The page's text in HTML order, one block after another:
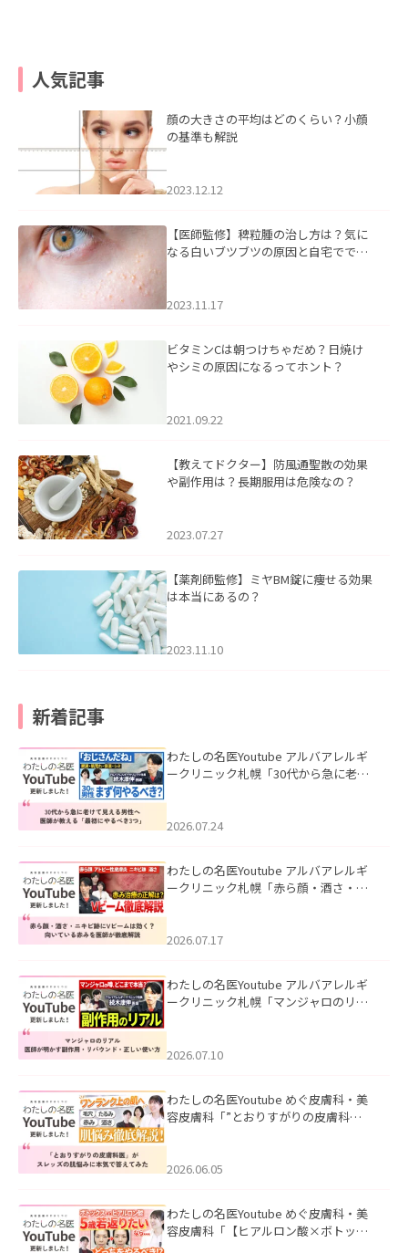
人気記事
顔の大きさの平均はどのくらい？小顔
の基準も解説
2023.12.12
【医師監修】稗粒腫の治し方は？気に
なる白いブツブツの原因と自宅ででき
2023.11.17
ビタミンCは朝つけちゃだめ？日焼け
やシミの原因になるってホント？
2021.09.22
【教えてドクター】防風通聖散の効果
や副作用は？長期服用は危険なの？
2023.07.27
【薬剤師監修】ミヤBM錠に痩せる効果
は本当にあるの？
2023.11.10
新着記事
わたしの名医Youtube アルバアレルギ
ークリニック札幌「30代から急に老け
た。
2026.07.24
わたしの名医Youtube アルバアレルギ
ークリニック札幌「赤ら顔・酒さ・ニ
した。
2026.07.17
わたしの名医Youtube アルバアレルギ
ークリニック札幌「マンジャロのリア
た。
2026.07.10
わたしの名医Youtube めぐ皮膚科・美
容皮膚科「”とおりすがりの皮膚科
2026.06.05
わたしの名医Youtube めぐ皮膚科・美
容皮膚科「【ヒアルロン酸×ボトック